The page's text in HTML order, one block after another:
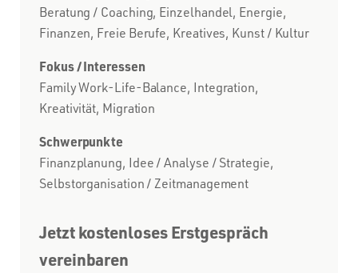
Beratung / Coaching, Einzelhandel, Energie,
Finanzen, Freie Berufe, Kreatives, Kunst / Kultur
Fokus / Interessen
Family Work-Life-Balance, Integration,
Kreativität, Migration
Schwerpunkte
Finanzplanung, Idee / Analyse / Strategie,
Selbstorganisation / Zeitmanagement
Jetzt kostenloses Erstgespräch
vereinbaren